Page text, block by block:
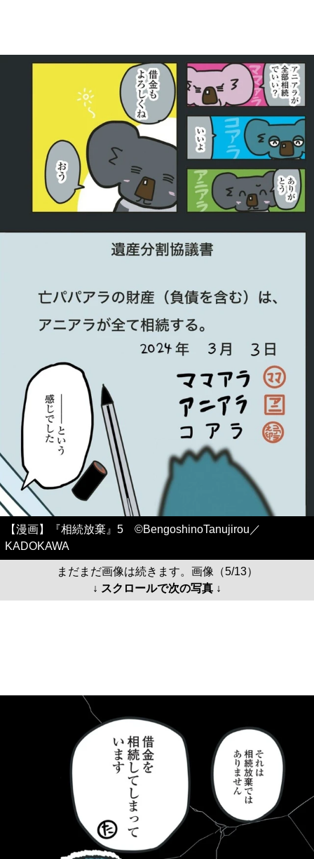
【漫画】『相続放棄』5 ©BengoshinoTanujirou／
KADOKAWA
まだまだ画像は続きます。画像（5/13）
↓ スクロールで次の写真 ↓